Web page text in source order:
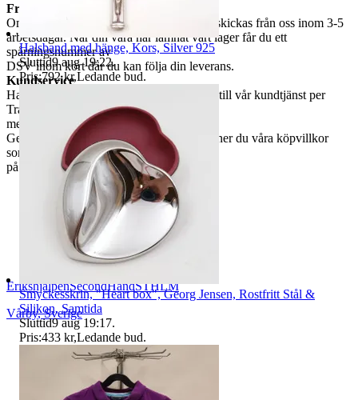
Frakt
Om du har valt frakt kommer din vara att skickas från oss inom 3-5
arbetsdagar. När din vara har lämnat vårt lager får du ett
spårningsnummer av
DSV inom kort där du kan följa din leverans.
Kundservice
Har du frågor eller funderingar hör av dig till vår kundtjänst per
Traderas
meddelande funktion.
Genom att buda på våra annonser godkänner du våra köpvillkor
som du hittar
på vår infosida här på Tradera.
ErikshjälpenSecondHandSTHLM
Vårby,Sverige
Halsband med hänge, Kors, Silver 925
Sluttid9 aug 19:22.
Pris:792 kr,Ledande bud.
Smyckesskrin, "Heart box", Georg Jensen, Rostfritt Stål &
Silikon, Samtida
Sluttid9 aug 19:17.
Pris:433 kr,Ledande bud.